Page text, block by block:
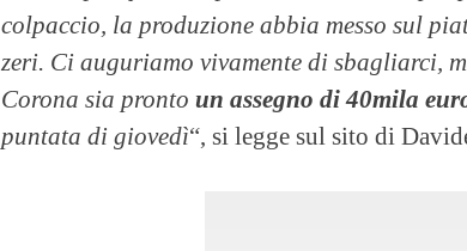
colpaccio, la produzione abbia messo sul
zeri. Ci auguriamo vivamente di sbagliarci,
Corona sia pronto un assegno di 40mila
puntata di giovedì“, si legge sul sito di